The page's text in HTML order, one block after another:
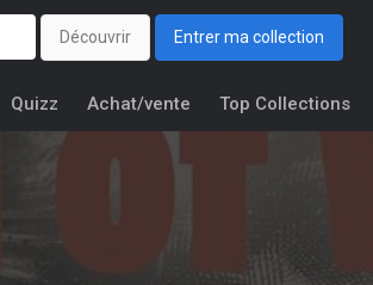
Découvrir Entrer ma collection
Quizz Achat/vente Top Collections